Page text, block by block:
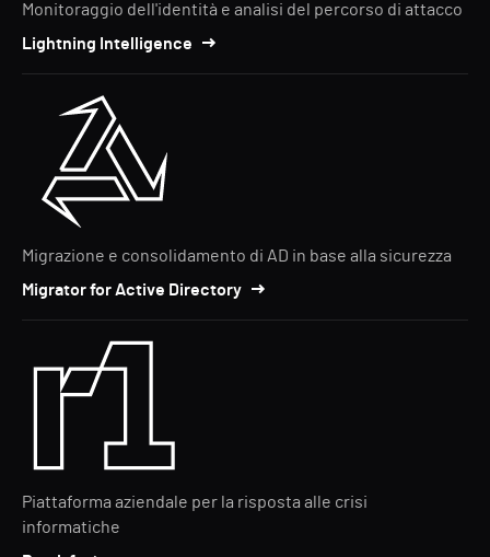
Monitoraggio dell'identità e analisi del percorso di attacco
Lightning Intelligence
Migrazione e consolidamento di AD in base alla sicurezza
Migrator for Active Directory
Piattaforma aziendale per la risposta alle crisi
informatiche